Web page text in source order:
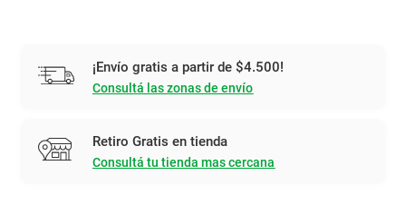
¡Envío gratis a partir de $4.500!
Consultá las zonas de envío
Retiro Gratis en tienda
Consultá tu tienda mas cercana